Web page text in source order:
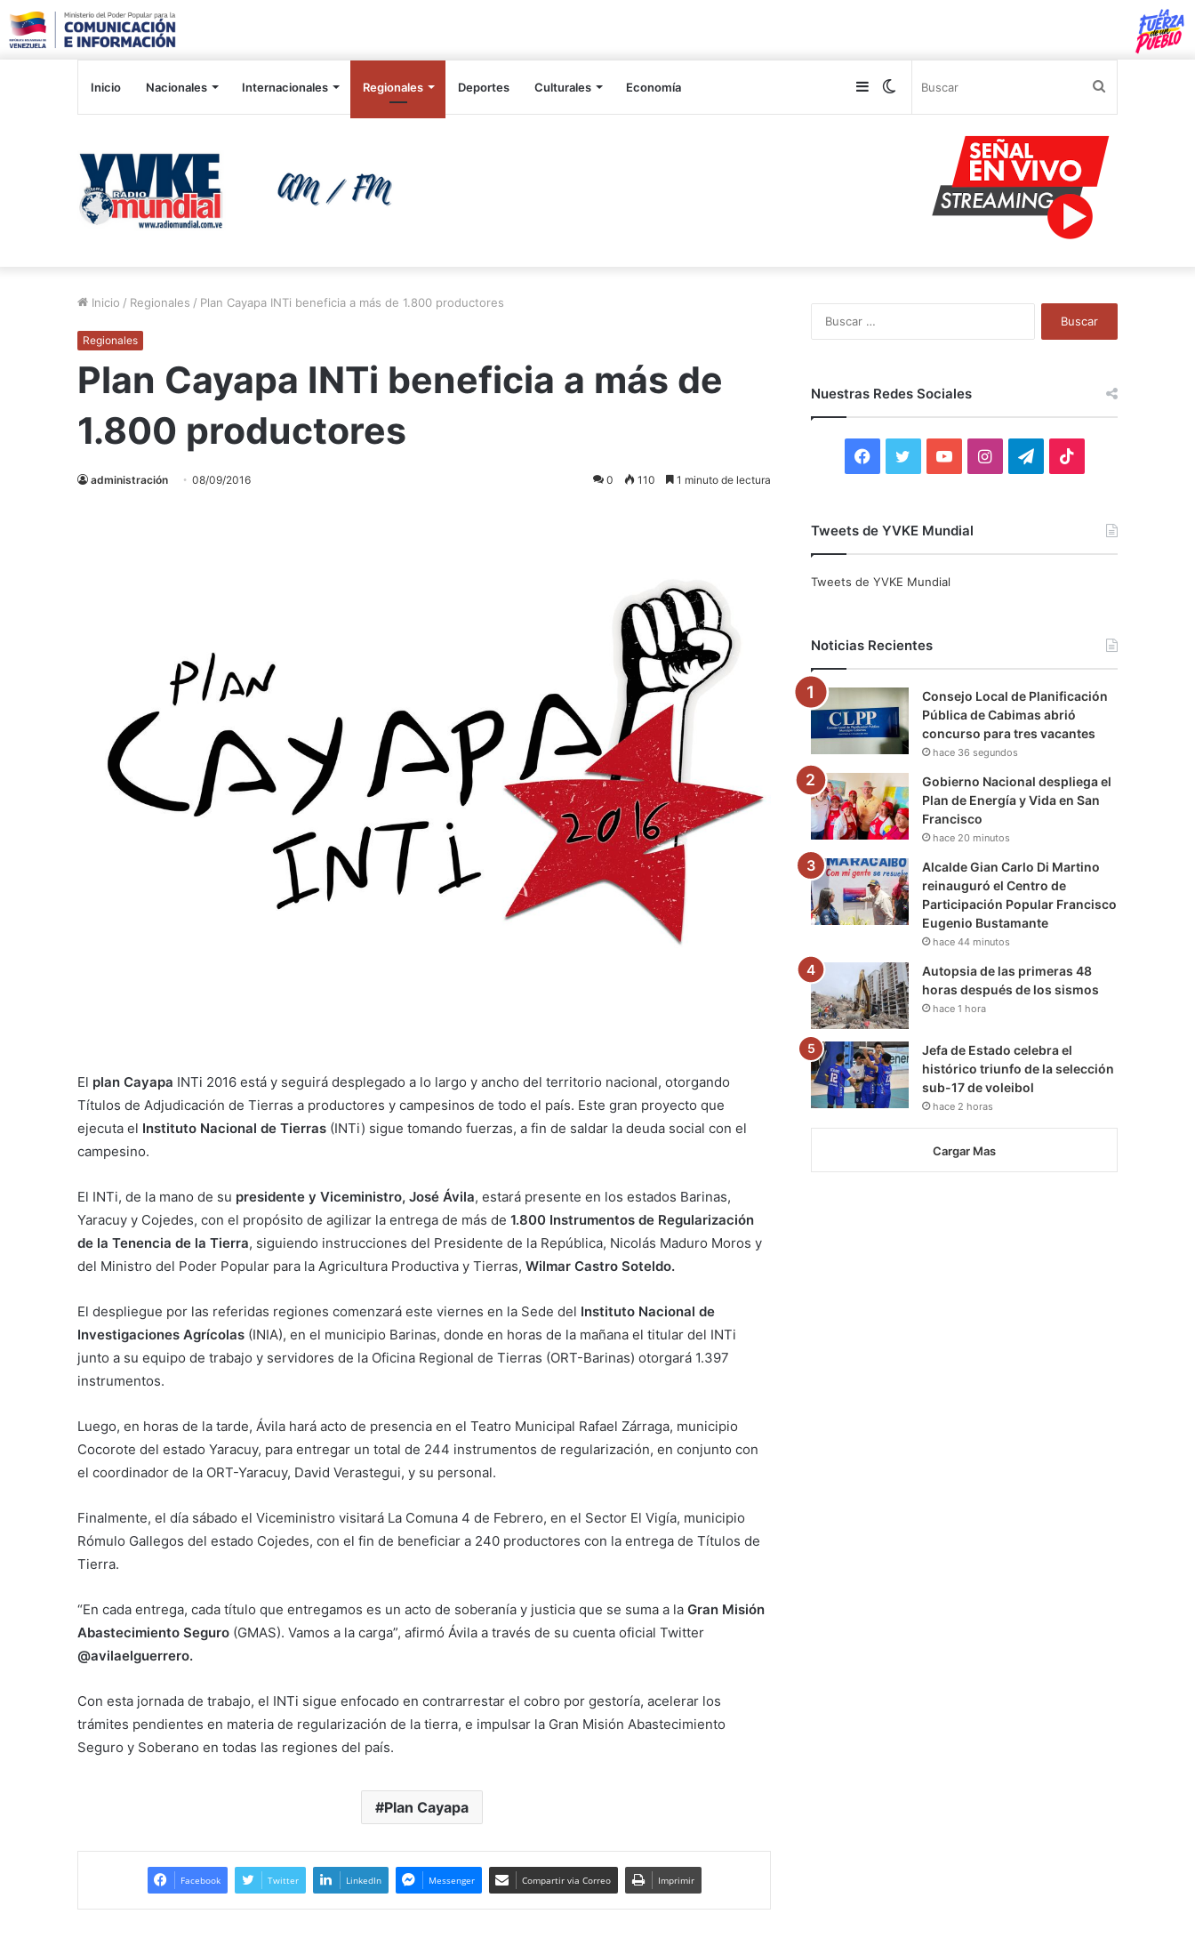
Inicio Nacionales Internacionales Regionales Deportes Culturales Economía Switch
Sidebar
Inicio / Regionales / Plan Cayapa INTi beneficia a más de 1.800 productores
Regionales
Plan Cayapa INTi beneficia a más de
1.800 productores
administración 08/09/2016 0 110 1 minuto de lectura
El plan Cayapa INTi 2016 está y seguirá desplegado a lo largo y ancho del territorio nacional, otorgando
Títulos de Adjudicación de Tierras a productores y campesinos de todo el país. Este gran proyecto que
ejecuta el Instituto Nacional de Tierras (INTi) sigue tomando fuerzas, a fin de saldar la deuda social con el
campesino.
El INTi, de la mano de su presidente y Viceministro, José Ávila, estará presente en los estados Barinas,
Yaracuy y Cojedes, con el propósito de agilizar la entrega de más de 1.800 Instrumentos de Regularización
de la Tenencia de la Tierra, siguiendo instrucciones del Presidente de la República, Nicolás Maduro Moros y
del Ministro del Poder Popular para la Agricultura Productiva y Tierras, Wilmar Castro Soteldo.
El despliegue por las referidas regiones comenzará este viernes en la Sede del Instituto Nacional de
Investigaciones Agrícolas (INIA), en el municipio Barinas, donde en horas de la mañana el titular del INTi
junto a su equipo de trabajo y servidores de la Oficina Regional de Tierras (ORT-Barinas) otorgará 1.397
instrumentos.
Luego, en horas de la tarde, Ávila hará acto de presencia en el Teatro Municipal Rafael Zárraga, municipio
Cocorote del estado Yaracuy, para entregar un total de 244 instrumentos de regularización, en conjunto con
el coordinador de la ORT-Yaracuy, David Verastegui, y su personal.
Finalmente, el día sábado el Viceministro visitará La Comuna 4 de Febrero, en el Sector El Vigía, municipio
Rómulo Gallegos del estado Cojedes, con el fin de beneficiar a 240 productores con la entrega de Títulos de
Tierra.
“En cada entrega, cada título que entregamos es un acto de soberanía y justicia que se suma a la Gran Misión
Abastecimiento Seguro (GMAS). Vamos a la carga”, afirmó Ávila a través de su cuenta oficial Twitter
@avilaelguerrero.
Con esta jornada de trabajo, el INTi sigue enfocado en contrarrestar el cobro por gestoría, acelerar los
trámites pendientes en materia de regularización de la tierra, e impulsar la Gran Misión Abastecimiento
Seguro y Soberano en todas las regiones del país.
Plan Cayapa
Facebook Twitter LinkedIn Messenger Compartir via Correo Imprimir
Nuestras Redes Sociales
F
c
o
k
i
r
Y
u
e
I
r
a
m
T
a
m
Tweets de YVKE Mundial
Tweets de YVKE Mundial
Noticias Recientes
Consejo Local de Planificación
Pública de Cabimas abrió
concurso para tres vacantes
hace 36 segundos
Gobierno Nacional despliega el
Plan de Energía y Vida en San
Francisco
hace 20 minutos
Alcalde Gian Carlo Di Martino
reinauguró el Centro de
Participación Popular Francisco
Eugenio Bustamante
hace 44 minutos
Autopsia de las primeras 48
horas después de los sismos
hace 1 hora
Jefa de Estado celebra el
histórico triunfo de la selección
sub-17 de voleibol
hace 2 horas
Cargar Mas